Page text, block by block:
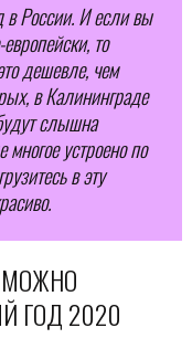
России. И если вы
то
дешевле, чем
в Калининграде
слышна
многое устроено по
в эту
МОЖНО
ГОД 2020